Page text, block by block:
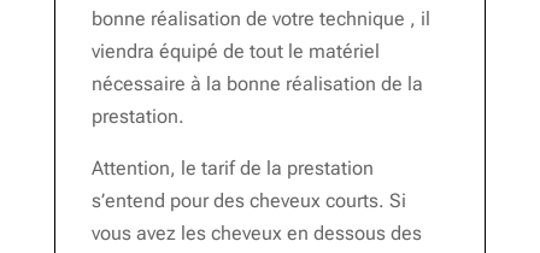
bonne réalisation de votre technique , il
viendra équipé de tout le matériel
nécessaire à la bonne réalisation de la
prestation.
Attention, le tarif de la prestation
s’entend pour des cheveux courts. Si
vous avez les cheveux en dessous des